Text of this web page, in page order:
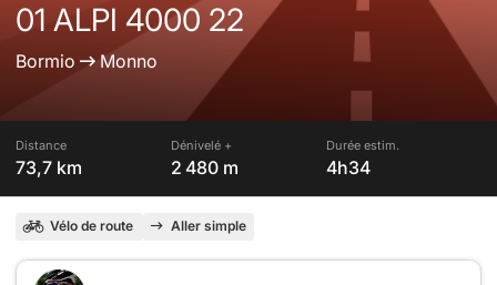
01 ALPI 4000 22
Bormio Monno
Distance
73,7 km
Dénivelé +
2 480 m
Durée estim.
4h34
Vélo de route Aller simple